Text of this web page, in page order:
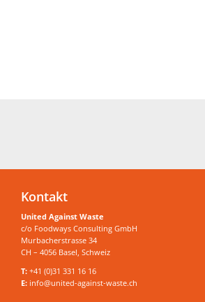
Kontakt
United Against Waste
c/o Foodways Consulting GmbH
Murbacherstrasse 34
CH – 4056 Basel, Schweiz
T: +41 (0)31 331 16 16
E: info@united-against-waste.ch